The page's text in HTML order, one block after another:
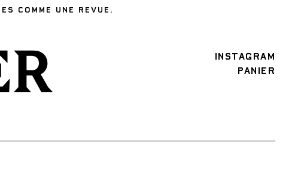
COMME UNE REVUE.
INSTAGRAM
PANIER